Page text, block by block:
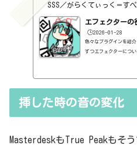
SSS／がらくてぃっく＝す
エフェクター
🕒️2026-01-28
色々なプラグインを紹
ずつエフェクターにつ
で基本的なつまみに関
挿した時の音の変化
MasterdeskもTrue Peakもそ